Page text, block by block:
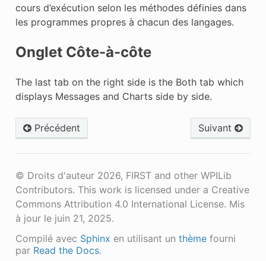
cours d’exécution selon les méthodes définies dans
les programmes propres à chacun des langages.
Onglet Côte-à-côte
The last tab on the right side is the Both tab which
displays Messages and Charts side by side.
Précédent Suivant
© Droits d'auteur 2026, FIRST and other WPILib
Contributors. This work is licensed under a Creative
Commons Attribution 4.0 International License. Mis
à jour le juin 21, 2025.
Compilé avec Sphinx en utilisant un thèmefourni
par Read the Docs.